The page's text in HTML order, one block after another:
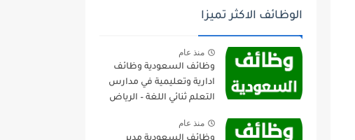
الوظائف الاكثر تميزا
منذ عام
وظائف السعودية وظائف
ادارية وتعليمية في مدارس
التعلم ثنائي اللغة – الرياض
منذ عام